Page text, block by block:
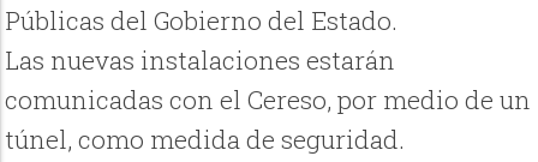
Públicas del Gobierno del Estado.
Las nuevas instalaciones estarán
comunicadas con el Cereso, por medio de un
túnel, como medida de seguridad.